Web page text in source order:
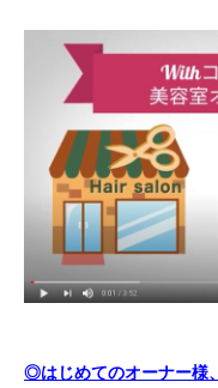
◎はじめてのオーナー様